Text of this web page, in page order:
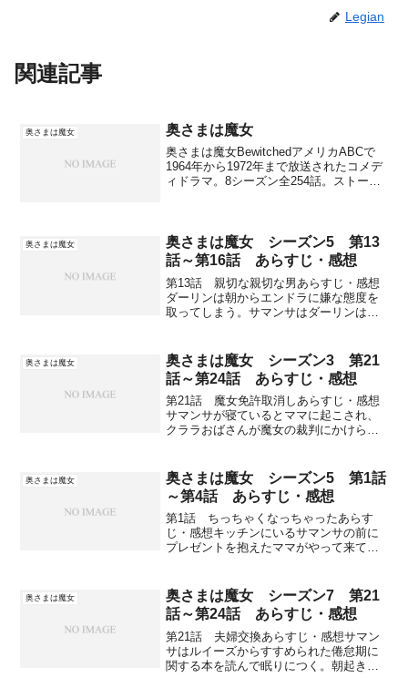
Legian
関連記事
奥さまは魔女 奥さまは魔女
奥さまは魔女BewitchedアメリカABCで
1964年から1972年まで放送されたコメデ
ィドラマ。8シーズン全254話。ストーリ
の...
奥さまは魔女
奥さまは魔女 シーズン5 第13
話～第16話 あらすじ・感想
第13話 親切な親切な男あらすじ・感想
ダーリンは朝からエンドラに嫌な態度を
取ってしまう。サマンサはダーリンは親
はダーリンに礼儀を教えようと、親切に
なる魔法をかけてしまう...
奥さまは魔女
奥さまは魔女 シーズン3 第21
話～第24話 あらすじ・感想
第21話 魔女免許取消しあらすじ・感想
サマンサが寝ているとママに起こされ、
クララおばさんが魔女の裁判にかけられ
て、裁判で有罪になれば魔女は引退して
別の物に姿を変えて生きな...
奥さまは魔女
奥さまは魔女 シーズン5 第1話
～第4話 あらすじ・感想
第1話 ちっちゃくなっちゃったあらす
じ・感想キッチンにいるサマンサの前に
プレゼントを抱えたママがやって来て、
認める気になったとサマンサに美しいド
レスをプレゼントする。...
奥さまは魔女
奥さまは魔女 シーズン7 第21
話～第24話 あらすじ・感想
第21話 夫婦交換あらすじ・感想サマン
サはルイーズからすすめられた倦怠期に
関する本を読んで眠りにつく。朝起きる